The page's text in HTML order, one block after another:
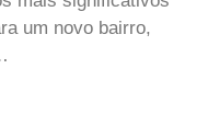
um novo bairro,